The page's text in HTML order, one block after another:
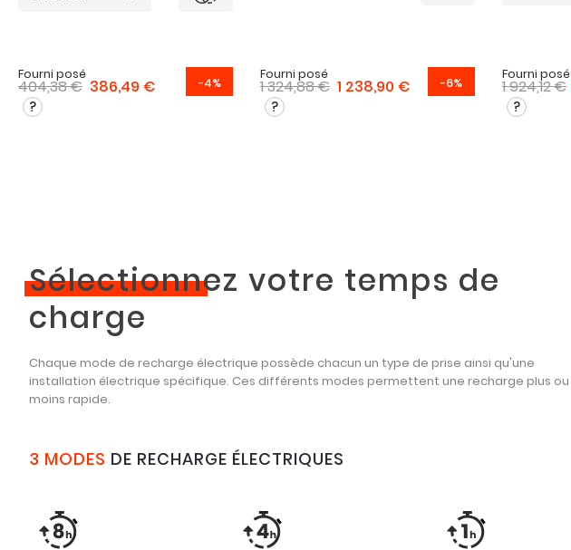
Fourni posé
404,38 € 386,49 € -4% Fourni posé
1 324,88 € 1 238,90 € -6% Fourni posé
1 924,12 €
Sélectionnez votre temps de
charge
Chaque mode de recharge électrique possède chacun un type de prise ainsi qu'une
installation électrique spécifique. Ces différents modes permettent une recharge plus ou
moins rapide.
3 MODES DE RECHARGE ÉLECTRIQUES